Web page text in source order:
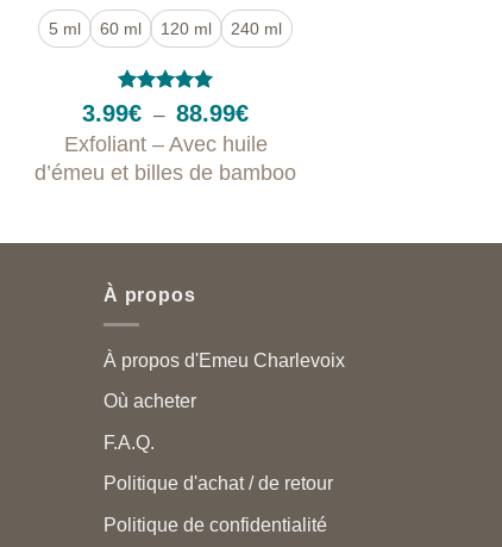
5 ml 60 ml 120 ml 240 ml
Note
sur
5
3.99€ – 88.99€Plage
prix :
3.99€
à
Exfoliant – Avec huile
d’émeu et billes de bamboo
À propos
À propos d'Emeu Charlevoix
Où acheter
F.A.Q.
Politique d'achat / de retour
Politique de confidentialité